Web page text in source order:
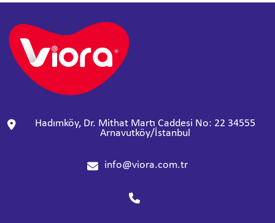
Hadımköy, Dr. Mithat Martı Caddesi No: 22 34555
Arnavutköy/İstanbul
info@viora.com.tr